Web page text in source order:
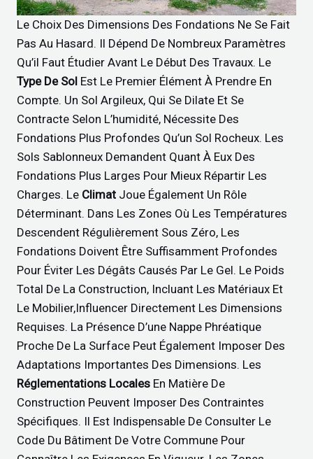
Le Choix Des Dimensions Des Fondations Ne Se Fait
Pas Au Hasard. Il Dépend De Nombreux Paramètres
Qu’il Faut Étudier Avant Le Début Des Travaux. Le
Type De Sol Est Le Premier Élément À Prendre En
Compte. Un Sol Argileux, Qui Se Dilate Et Se
Contracte Selon L’humidité, Nécessite Des
Fondations Plus Profondes Qu’un Sol Rocheux. Les
Sols Sablonneux Demandent Quant À Eux Des
Fondations Plus Larges Pour Mieux Répartir Les
Charges. Le Climat Joue Également Un Rôle
Déterminant. Dans Les Zones Où Les Températures
Descendent Régulièrement Sous Zéro, Les
Fondations Doivent Être Suffisamment Profondes
Pour Éviter Les Dégâts Causés Par Le Gel. Le Poids
Total De La Construction, Incluant Les Matériaux Et
Le Mobilier,influencer Directement Les Dimensions
Requises. La Présence D’une Nappe Phréatique
Proche De La Surface Peut Également Imposer Des
Adaptations Importantes Des Dimensions. Les
Réglementations Locales En Matière De
Construction Peuvent Imposer Des Contraintes
Spécifiques. Il Est Indispensable De Consulter Le
Code Du Bâtiment De Votre Commune Pour